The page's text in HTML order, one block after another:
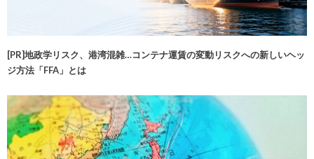
[PR]地政学リスク、港湾混雑…コンテナ運賃の変動リスクへの新しいヘッ
ジ方法「FFA」とは